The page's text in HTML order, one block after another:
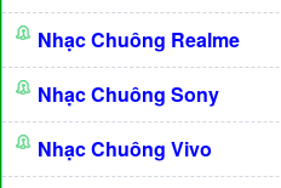
Nhạc Chuông Realme
Nhạc Chuông Sony
Nhạc Chuông Vivo